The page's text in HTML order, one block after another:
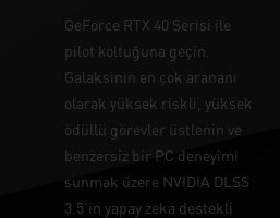
GeForce RTX 40 Serisi ile
pilot koltuğuna geçin.
Galaksinin en çok arananı
olarak yüksek riskli, yüksek
ödüllü görevler üstlenin ve
benzersiz bir PC deneyimi
sunmak üzere NVIDIA DLSS
3.5’in yapay zeka destekli